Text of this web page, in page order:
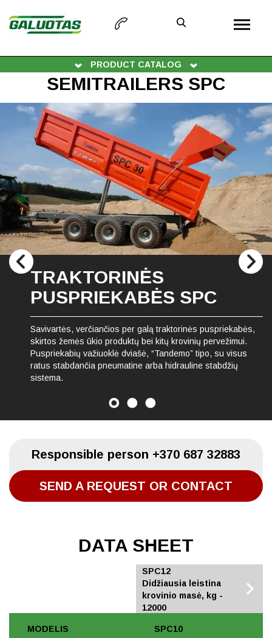
PRODUCT CATALOG
SEMITRAILERS SPC
TRAKTORINĖS
PUSPRIEKABĖS SPC
Savivartės, verčiančios per galą traktorinės puspriekabės,
skirtos žemės ūkio produktų bei kitų krovinių pervežimui.
Puspriekabių važiuoklė dviašė, “Tandemo” tipo, su visus
ratus stabdančia pneumatine arba hidrauline stabdžių
sistema.
Responsible person +370 687 32883
SEND A REQUEST OR CONTACT
DATA SHEET
MODELIS SPC10
SPC12
Didžiausia leistina
krovinio masė, kg -
12000